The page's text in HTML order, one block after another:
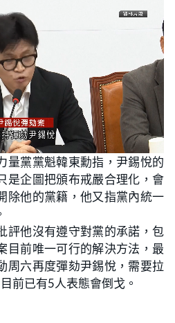
量黨黨魁韓東勳指，尹錫悅的
是企圖把頒布戒嚴合理化，會
除他的黨籍，他又指黨內統一
評他沒有遵守對黨的承諾，包
目前唯一可行的解決方法，最
周六再度彈劾尹錫悅，需要拉
前已有5人表態會倒戈。